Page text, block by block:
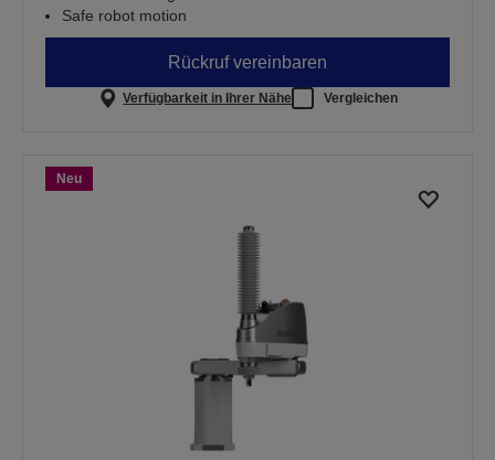
Safe robot motion
Rückruf vereinbaren
Verfügbarkeit in Ihrer Nähe Vergleichen
Neu